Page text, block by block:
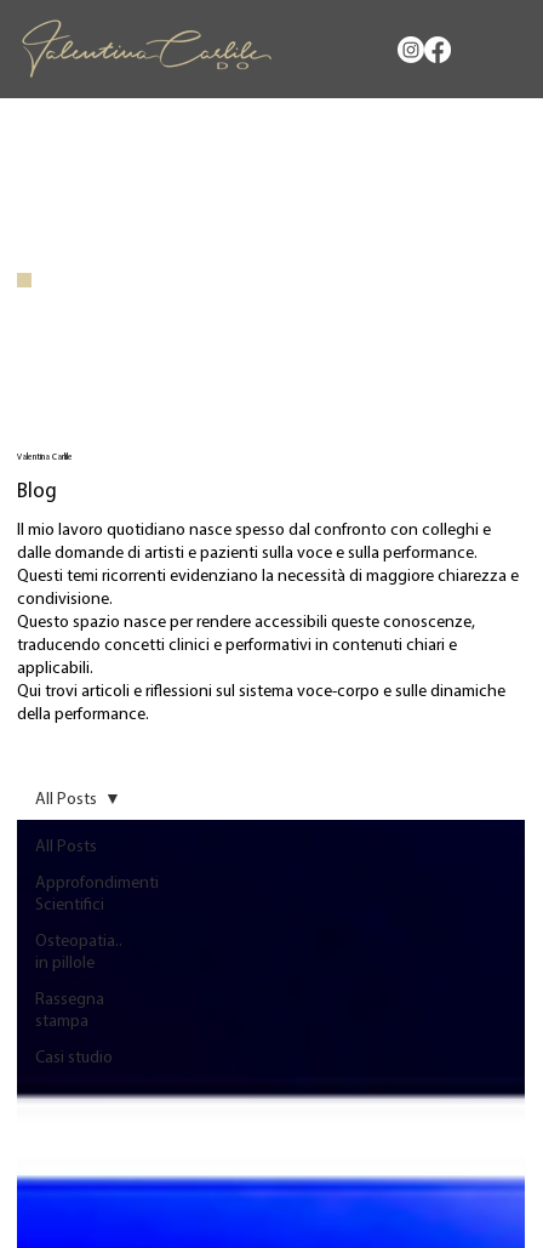
Valentina Carlile
Blog
Il mio lavoro quotidiano nasce spesso dal confronto con colleghi e
dalle domande di artisti e pazienti sulla voce e sulla performance.
Questi temi ricorrenti evidenziano la necessità di maggiore chiarezza e
condivisione.
Questo spazio nasce per rendere accessibili queste conoscenze,
traducendo concetti clinici e performativi in contenuti chiari e
applicabili.
Qui trovi articoli e riflessioni sul sistema voce-corpo e sulle dinamiche
della performance.
All Posts
Approfondimenti
Scientifici
Osteopatia..
in pillole
Rassegna
stampa
Casi studio
All Posts